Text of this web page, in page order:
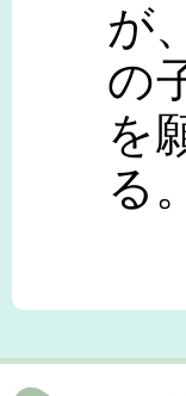
が
の
を
る。